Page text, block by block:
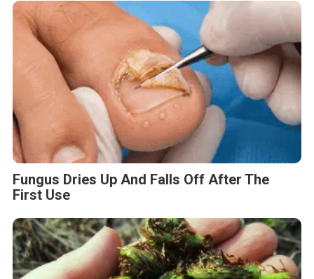
Fungus Dries Up And Falls Off After The
First Use